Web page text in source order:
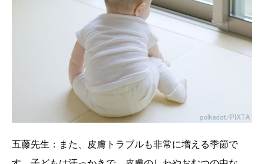
五藤先生：また、皮膚トラブルも非常に増える季節で